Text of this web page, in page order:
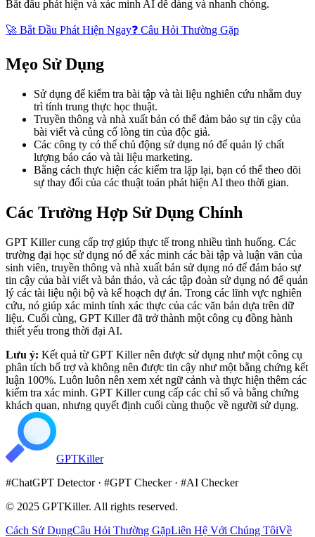
Bắt đầu phát hiện và xác minh AI dễ dàng và nhanh chóng.
🚀 Bắt Đầu Phát Hiện Ngay❓ Câu Hỏi Thường Gặp
Mẹo Sử Dụng
Sử dụng để kiểm tra bài tập và tài liệu nghiên cứu nhằm duy
trì tính trung thực học thuật.
Truyền thông và nhà xuất bản có thể đảm bảo sự tin cậy của
bài viết và củng cố lòng tin của độc giả.
Các công ty có thể chủ động sử dụng nó để quản lý chất
lượng báo cáo và tài liệu marketing.
Bằng cách thực hiện các kiểm tra lặp lại, bạn có thể theo dõi
sự thay đổi của các thuật toán phát hiện AI theo thời gian.
Các Trường Hợp Sử Dụng Chính
GPT Killer cung cấp trợ giúp thực tế trong nhiều tình huống. Các
trường đại học sử dụng nó để xác minh các bài tập và luận văn của
sinh viên, truyền thông và nhà xuất bản sử dụng nó để đảm bảo sự
tin cậy của bài viết và bản thảo, và các tập đoàn sử dụng nó để quản
lý các tài liệu nội bộ và kế hoạch dự án. Trong các lĩnh vực nghiên
cứu, nó giúp xác minh tính xác thực của các văn bản dựa trên dữ
liệu. Cuối cùng, GPT Killer đã trở thành một công cụ đồng hành
thiết yếu trong thời đại AI.
Lưu ý: Kết quả từ GPT Killer nên được sử dụng như một công cụ
phân tích bổ trợ và không nên được tin cậy như một bằng chứng kết
luận 100%. Luôn luôn nên xem xét ngữ cảnh và thực hiện thêm các
kiểm tra xác minh. GPT Killer cung cấp các chỉ số và bằng chứng
khách quan, nhưng quyết định cuối cùng thuộc về người sử dụng.
GPTKiller
#ChatGPT Detector· #GPT Checker· #AI Checker
© 2025 GPTKiller. All rights reserved.
Cách Sử DụngCâu Hỏi Thường GặpLiên Hệ Với Chúng TôiVề